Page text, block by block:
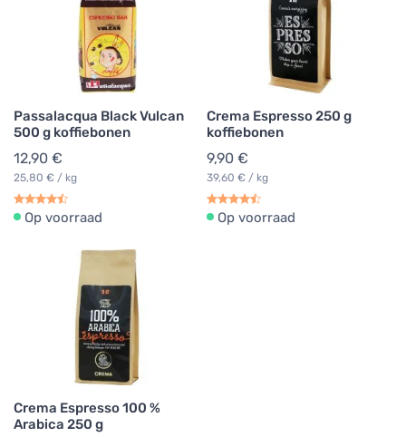
Passalacqua Black Vulcan
500 g koffiebonen
12,90 €
25,80 € / kg
Op voorraad
Crema Espresso 250 g
koffiebonen
9,90 €
39,60 € / kg
Op voorraad
Crema Espresso 100 %
Arabica 250 g